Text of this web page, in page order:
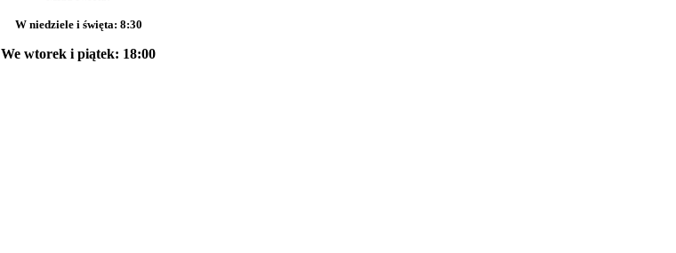
W niedziele i święta: 8:30
We wtorek i piątek: 18:00